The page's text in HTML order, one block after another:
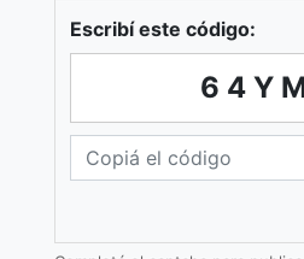
Escribí este código: